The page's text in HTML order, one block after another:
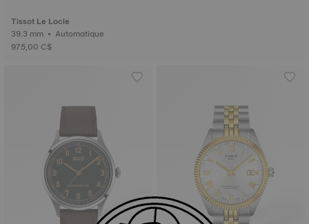
Tissot Le Locle
39.3 mm • Automatique
975,00 C$